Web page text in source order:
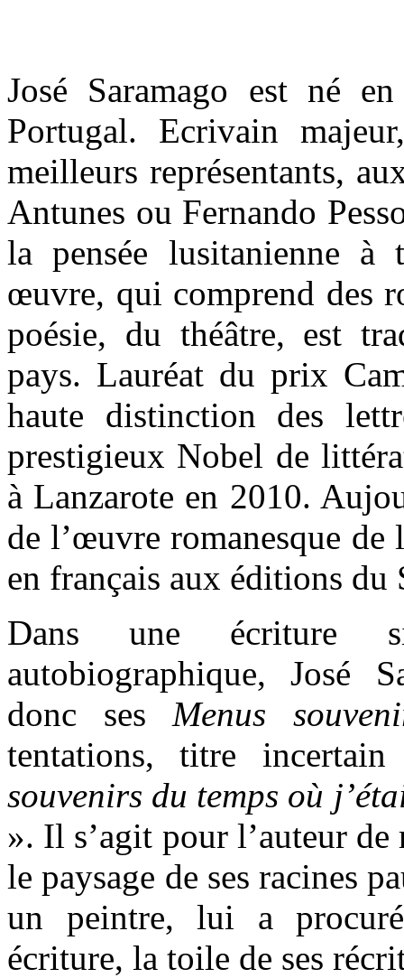
José Saramago est né
Portugal. Ecrivain
meilleurs représentants,
Antunes ou Fernando
la pensée lusitanienne à
œuvre, qui comprend des
poésie, du théâtre, est
pays. Lauréat du prix
haute distinction des
prestigieux Nobel de
à Lanzarote en 2010.
de l’œuvre romanesque
en français aux éditions du
Dans une écriture
autobiographique, José
donc ses Menus
tentations, titre
souvenirs du temps où
». Il s’agit pour l’auteur
le paysage de ses racines
un peintre, lui a
écriture, la toile de ses